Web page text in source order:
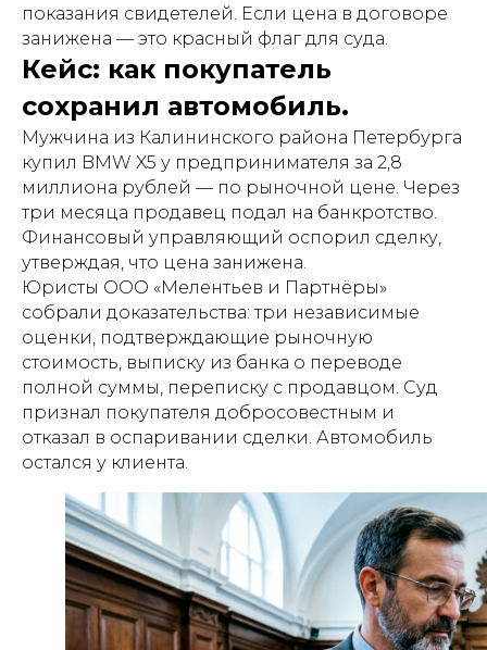
показания свидетелей. Если цена в договоре
занижена — это красный флаг для суда.
Кейс: как покупатель
сохранил автомобиль.
Мужчина из Калининского района Петербурга
купил BMW X5 у предпринимателя за 2,8
миллиона рублей — по рыночной цене. Через
три месяца продавец подал на банкротство.
Финансовый управляющий оспорил сделку,
утверждая, что цена занижена.
Юристы ООО «Мелентьев и Партнёры»
собрали доказательства: три независимые
оценки, подтверждающие рыночную
стоимость, выписку из банка о переводе
полной суммы, переписку с продавцом. Суд
признал покупателя добросовестным и
отказал в оспаривании сделки. Автомобиль
остался у клиента.